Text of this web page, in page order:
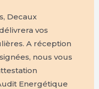
Decaux
vos
A réception
nous vous
Energétique